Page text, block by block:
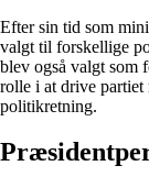
Efter sin tid som
valgt til forskellige
blev også valgt som
rolle i at drive partiet
politikretning.